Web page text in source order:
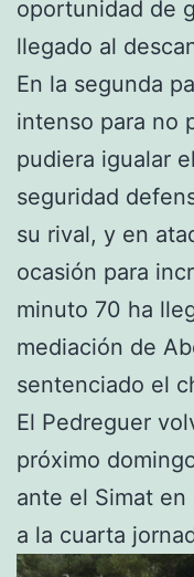
oportunidad de
llegado al
En la segunda
intenso para no
pudiera igualar
seguridad
su rival, y en
ocasión para
minuto 70 ha
mediación de
sentenciado el
El Pedreguer
próximo
ante el Simat
a la cuarta